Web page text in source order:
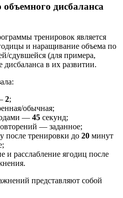
дисбаланса
тренировок является
и наращивание объема по
сдувшейся (для примера,
в их развитии.
2;
обычная;
— 45 секунд;
— заданное;
после тренировки до 20 минут
и расслабление ягодиц после
представляют собой